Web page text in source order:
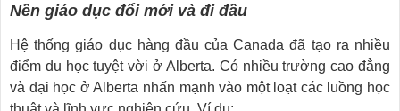
Nền giáo dục đổi mới và đi đầu
Hệ thống giáo dục hàng đầu của Canada đã tạo ra nhiều
điểm du học tuyệt vời ở Alberta. Có nhiều trường cao đẳng
và đại học ở Alberta nhấn mạnh vào một loạt các luồng học